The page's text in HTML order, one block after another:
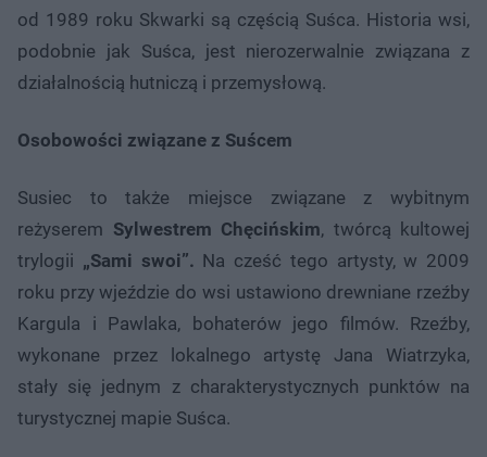
od 1989 roku Skwarki są częścią Suśca. Historia wsi,
podobnie jak Suśca, jest nierozerwalnie związana z
działalnością hutniczą i przemysłową.
Osobowości związane z Suścem
Susiec to także miejsce związane z wybitnym
reżyserem Sylwestrem Chęcińskim, twórcą kultowej
trylogii „Sami swoi”. Na cześć tego artysty, w 2009
roku przy wjeździe do wsi ustawiono drewniane rzeźby
Kargula i Pawlaka, bohaterów jego filmów. Rzeźby,
wykonane przez lokalnego artystę Jana Wiatrzyka,
stały się jednym z charakterystycznych punktów na
turystycznej mapie Suśca.